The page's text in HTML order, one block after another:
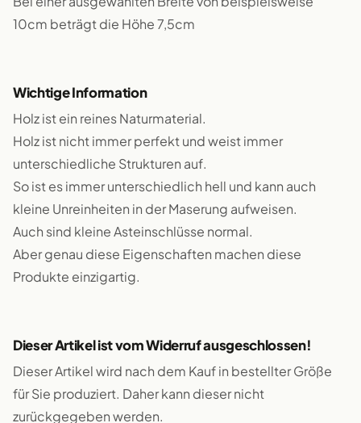
10cm beträgt die Höhe 7,5cm
Wichtige Information
Holz ist ein reines Naturmaterial.
Holz ist nicht immer perfekt und weist immer
unterschiedliche Strukturen auf.
So ist es immer unterschiedlich hell und kann auch
kleine Unreinheiten in der Maserung aufweisen.
Auch sind kleine Asteinschlüsse normal.
Aber genau diese Eigenschaften machen diese
Produkte einzigartig.
Dieser Artikel ist vom Widerruf ausgeschlossen!
Dieser Artikel wird nach dem Kauf in bestellter Größe
für Sie produziert. Daher kann dieser nicht
zurückgegeben werden.